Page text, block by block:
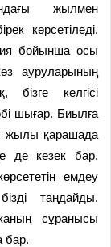
жылмен
көрсетіледі.
бойынша осы
ауруларының
бізге келгісі
шығар. Биылға
жылы қарашада
де кезек бар.
емдеу
таңдайды.
сұранысы
бар.